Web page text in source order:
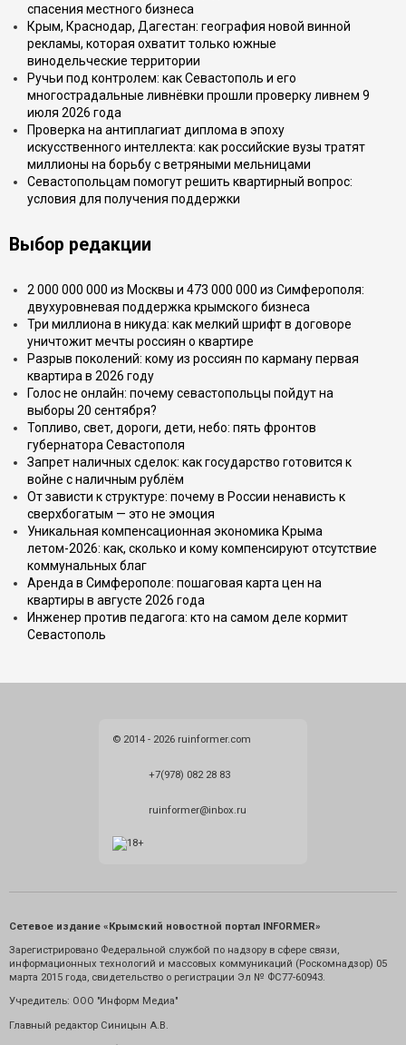
спасения местного бизнеса
Крым, Краснодар, Дагестан: география новой винной
рекламы, которая охватит только южные
винодельческие территории
Ручьи под контролем: как Севастополь и его
многострадальные ливнёвки прошли проверку ливнем 9
июля 2026 года
Проверка на антиплагиат диплома в эпоху
искусственного интеллекта: как российские вузы тратят
миллионы на борьбу с ветряными мельницами
Севастопольцам помогут решить квартирный вопрос:
условия для получения поддержки
Выбор редакции
2 000 000 000 из Москвы и 473 000 000 из Симферополя:
двухуровневая поддержка крымского бизнеса
Три миллиона в никуда: как мелкий шрифт в договоре
уничтожит мечты россиян о квартире
Разрыв поколений: кому из россиян по карману первая
квартира в 2026 году
Голос не онлайн: почему севастопольцы пойдут на
выборы 20 сентября?
Топливо, свет, дороги, дети, небо: пять фронтов
губернатора Севастополя
Запрет наличных сделок: как государство готовится к
войне с наличным рублём
От зависти к структуре: почему в России ненависть к
сверхбогатым — это не эмоция
Уникальная компенсационная экономика Крыма
летом-2026: как, сколько и кому компенсируют отсутствие
коммунальных благ
Аренда в Симферополе: пошаговая карта цен на
квартиры в августе 2026 года
Инженер против педагога: кто на самом деле кормит
Севастополь
© 2014 - 2026 ruinformer.com
+7(978) 082 28 83
ruinformer@inbox.ru
Сетевое издание «Крымский новостной портал INFORMER»
Зарегистрировано Федеральной службой по надзору в сфере связи,
информационных технологий и массовых коммуникаций (Роскомнадзор) 05
марта 2015 года, свидетельство о регистрации Эл № ФС77-60943.
Учредитель: ООО "Информ Медиа"
Главный редактор Синицын А.В.